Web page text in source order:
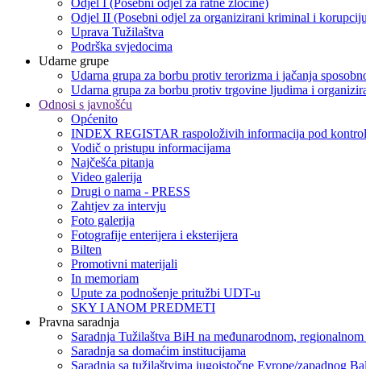
Odjel I (Posebni odjel za ratne zločine)
Odjel II (Posebni odjel za organizirani kriminal i
Uprava Tužilaštva
Podrška svjedocima
Udarne grupe
Udarna grupa za borbu protiv terorizma i jačanja
Udarna grupa za borbu protiv trgovine ljudima i
Odnosi s javnošću
Općenito
INDEX REGISTAR raspoloživih informacija pod
Vodič o pristupu informacijama
Najčešća pitanja
Video galerija
Drugi o nama - PRESS
Zahtjev za intervju
Foto galerija
Fotografije enterijera i eksterijera
Bilten
Promotivni materijali
In memoriam
Upute za podnošenje pritužbi UDT-u
SKY I ANOM PREDMETI
Pravna saradnja
Saradnja Tužilaštva BiH na međunarodnom,
Saradnja sa domaćim institucijama
Saradnja sa tužilaštvima jugoistočne Evrope/zapadnog